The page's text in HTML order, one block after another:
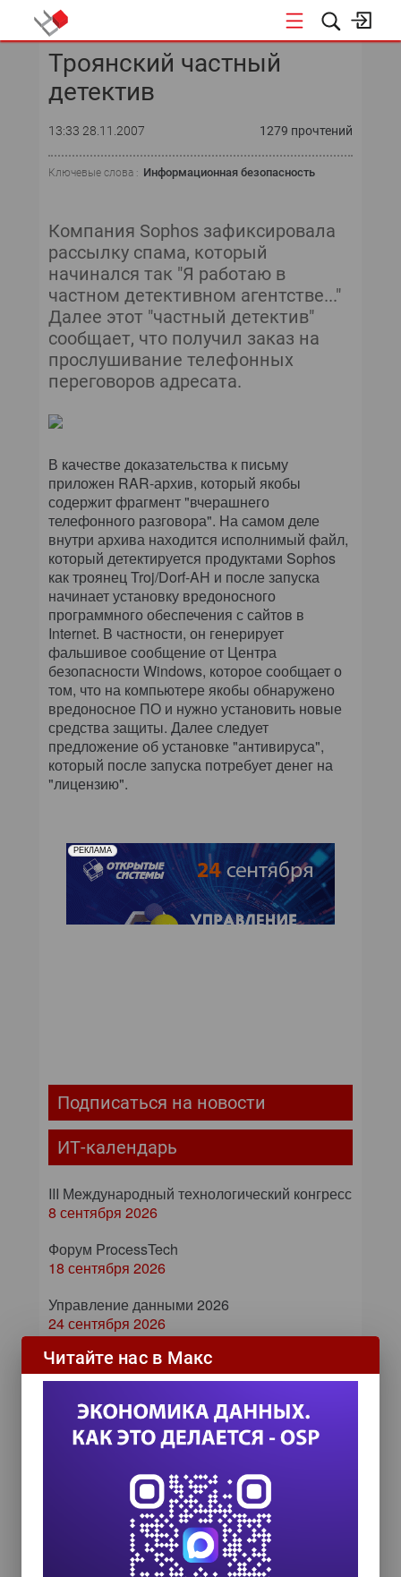
ИТ-ИНФРАСТРУКТУРА
АВТОМАТИЗАЦИЯ
ПАРТНЕРСКИЕ ПРОЕКТЫ
ИТ-КАЛЕНДАРЬ
ЭКСПЕРТИЗА
ПРЕСС-РЕЛИЗЫ
АРХИВ ЖУРНАЛОВ
ПОДПИСКА
Троянский частный
детектив
13:33 28.11.2007 1279 прочтений
Ключевые слова : Информационная безопасность
Компания Sophos зафиксировала
рассылку спама, который
начинался так "Я работаю в
частном детективном агентстве..."
Далее этот "частный детектив"
сообщает, что получил заказ на
прослушивание телефонных
переговоров адресата.
В качестве доказательства к письму
приложен RAR-архив, который якобы
содержит фрагмент "вчерашнего
телефонного разговора". На самом деле
внутри архива находится исполнимый файл,
который детектируется продуктами Sophos
как троянец Troj/Dorf-AH и после запуска
начинает установку вредоносного
программного обеспечения с сайтов в
Internet. В частности, он генерирует
фальшивое сообщение от Центра
безопасности Windows, которое сообщает о
том, что на компьютере якобы обнаружено
вредоносное ПО и нужно установить новые
средства защиты. Далее следует
предложение об установке "антивируса",
который после запуска потребует денег на
"лицензию".
РЕКЛАМА
Подписаться на новости
ИТ-календарь
III Международный технологический конгресс
8 сентября 2026
Форум ProcessTech
18 сентября 2026
Управление данными 2026
24 сентября 2026
HR TECH + ИИ ТРАНСФОРМАЦИЯ 2026
8 октября 2026
COMPENSATION & BENEFITS FORUM
RUSSIA 2026
15 октября 2026
ИИ в управлении продажами:
как компании используют
цифровых сотрудников для
снижения рисков и ускорения
Читайте нас в Макс